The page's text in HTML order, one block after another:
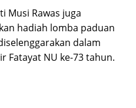
Musi Rawas juga
hadiah lomba paduan
dalam
Fatayat NU ke-73 tahun.